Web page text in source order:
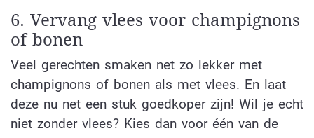
6. Vervang vlees voor champignons
of bonen
Veel gerechten smaken net zo lekker met
champignons of bonen als met vlees. En laat
deze nu net een stuk goedkoper zijn! Wil je echt
niet zonder vlees? Kies dan voor één van de